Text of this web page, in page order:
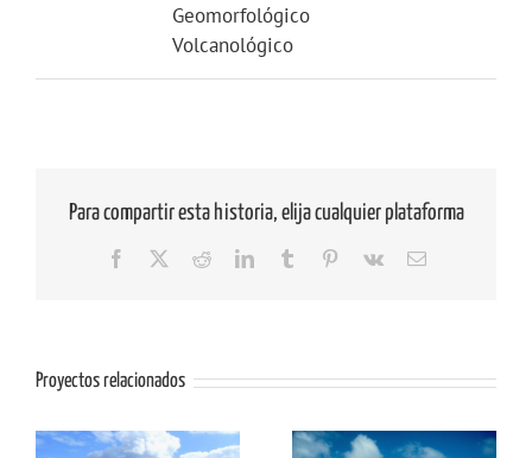
Geomorfológico
Volcanológico
Para compartir esta historia, elija cualquier plataforma
Facebook RedditLinkedInTumblr Pinterest
Vk
Correo
Proyectos relacionados